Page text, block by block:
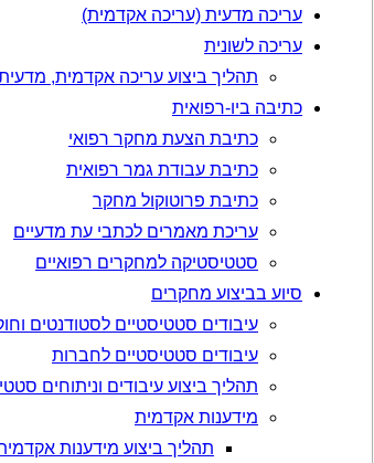
עריכה מדעית (עריכה אקדמית)
עריכה לשונית
תהליך ביצוע עריכה אקדמית,
כתיבה ביו-רפואית
כתיבת הצעת מחקר רפואי
כתיבת עבודת גמר רפואית
כתיבת פרוטוקול מחקר
עריכת מאמרים לכתבי עת מדעיים
סטטיסטיקה למחקרים רפואיים
סיוע בביצוע מחקרים
עיבודים סטטיסטיים לסטודנטים
עיבודים סטטיסטיים לחברות
תהליך ביצוע עיבודים וניתוחים
מידענות אקדמית
תהליך ביצוע מידענות